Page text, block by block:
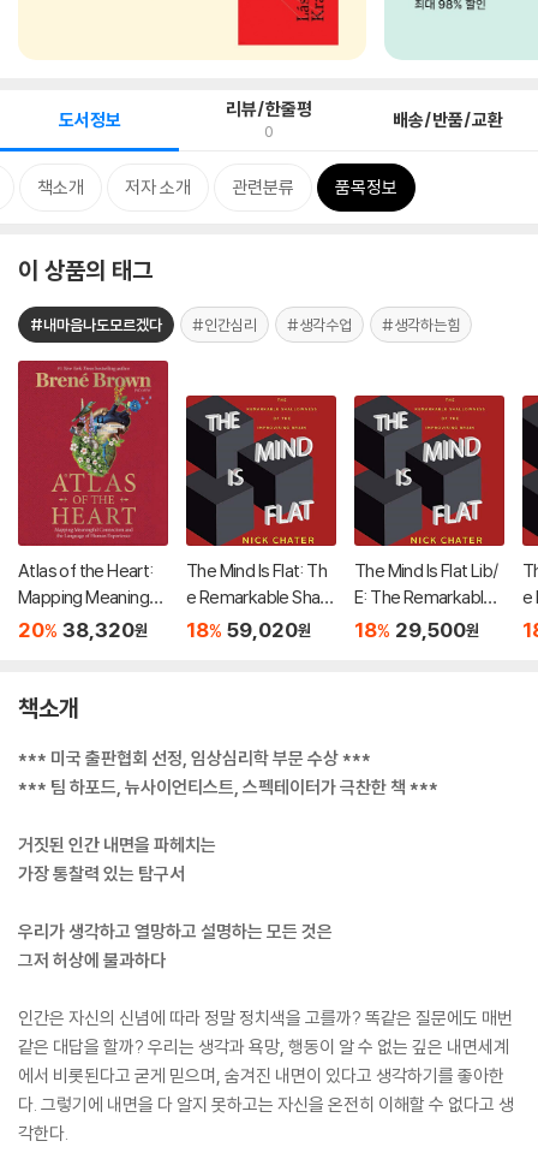
도서정보 리뷰/한줄평
0 배송/반품/교환
책소개 저자 소개 관련분류 품목정보
이 상품의 태그
#내마음나도모르겠다 #인간심리 #생각수업 #생각하는힘
Atlas of the Heart:
Mapping Meaningful
Connection and the
20% 38,320원
The Mind Is Flat: Th
e Remarkable Shallo
wness of the Impro
18% 59,020원
The Mind Is Flat Lib/
E: The Remarkable
Shallowness of the I
18% 29,500원
e
책소개
*** 미국 출판협회 선정, 임상심리학 부문 수상 ***
*** 팀 하포드, 뉴사이언티스트, 스펙테이터가 극찬한 책 ***
거짓된 인간 내면을 파헤치는
가장 통찰력 있는 탐구서
우리가 생각하고 열망하고 설명하는 모든 것은
그저 허상에 불과하다
인간은 자신의 신념에 따라 정말 정치색을 고를까? 똑같은 질문에도 매번
같은 대답을 할까? 우리는 생각과 욕망, 행동이 알 수 없는 깊은 내면세계
에서 비롯된다고 굳게 믿으며, 숨겨진 내면이 있다고 생각하기를 좋아한
다. 그렇기에 내면을 다 알지 못하고는 자신을 온전히 이해할 수 없다고 생
각한다.